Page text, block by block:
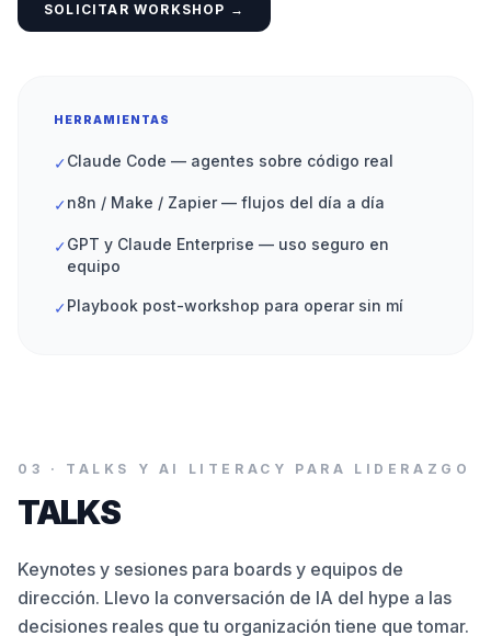
SOLICITAR WORKSHOP →
HERRAMIENTAS
✓Claude Code — agentes sobre código real
✓n8n / Make / Zapier — flujos del día a día
✓GPT y Claude Enterprise — uso seguro en
equipo
✓Playbook post-workshop para operar sin mí
03 · TALKS Y AI LITERACY PARA LIDERAZGO
TALKS
Keynotes y sesiones para boards y equipos de
dirección. Llevo la conversación de IA del hype a las
decisiones reales que tu organización tiene que tomar.